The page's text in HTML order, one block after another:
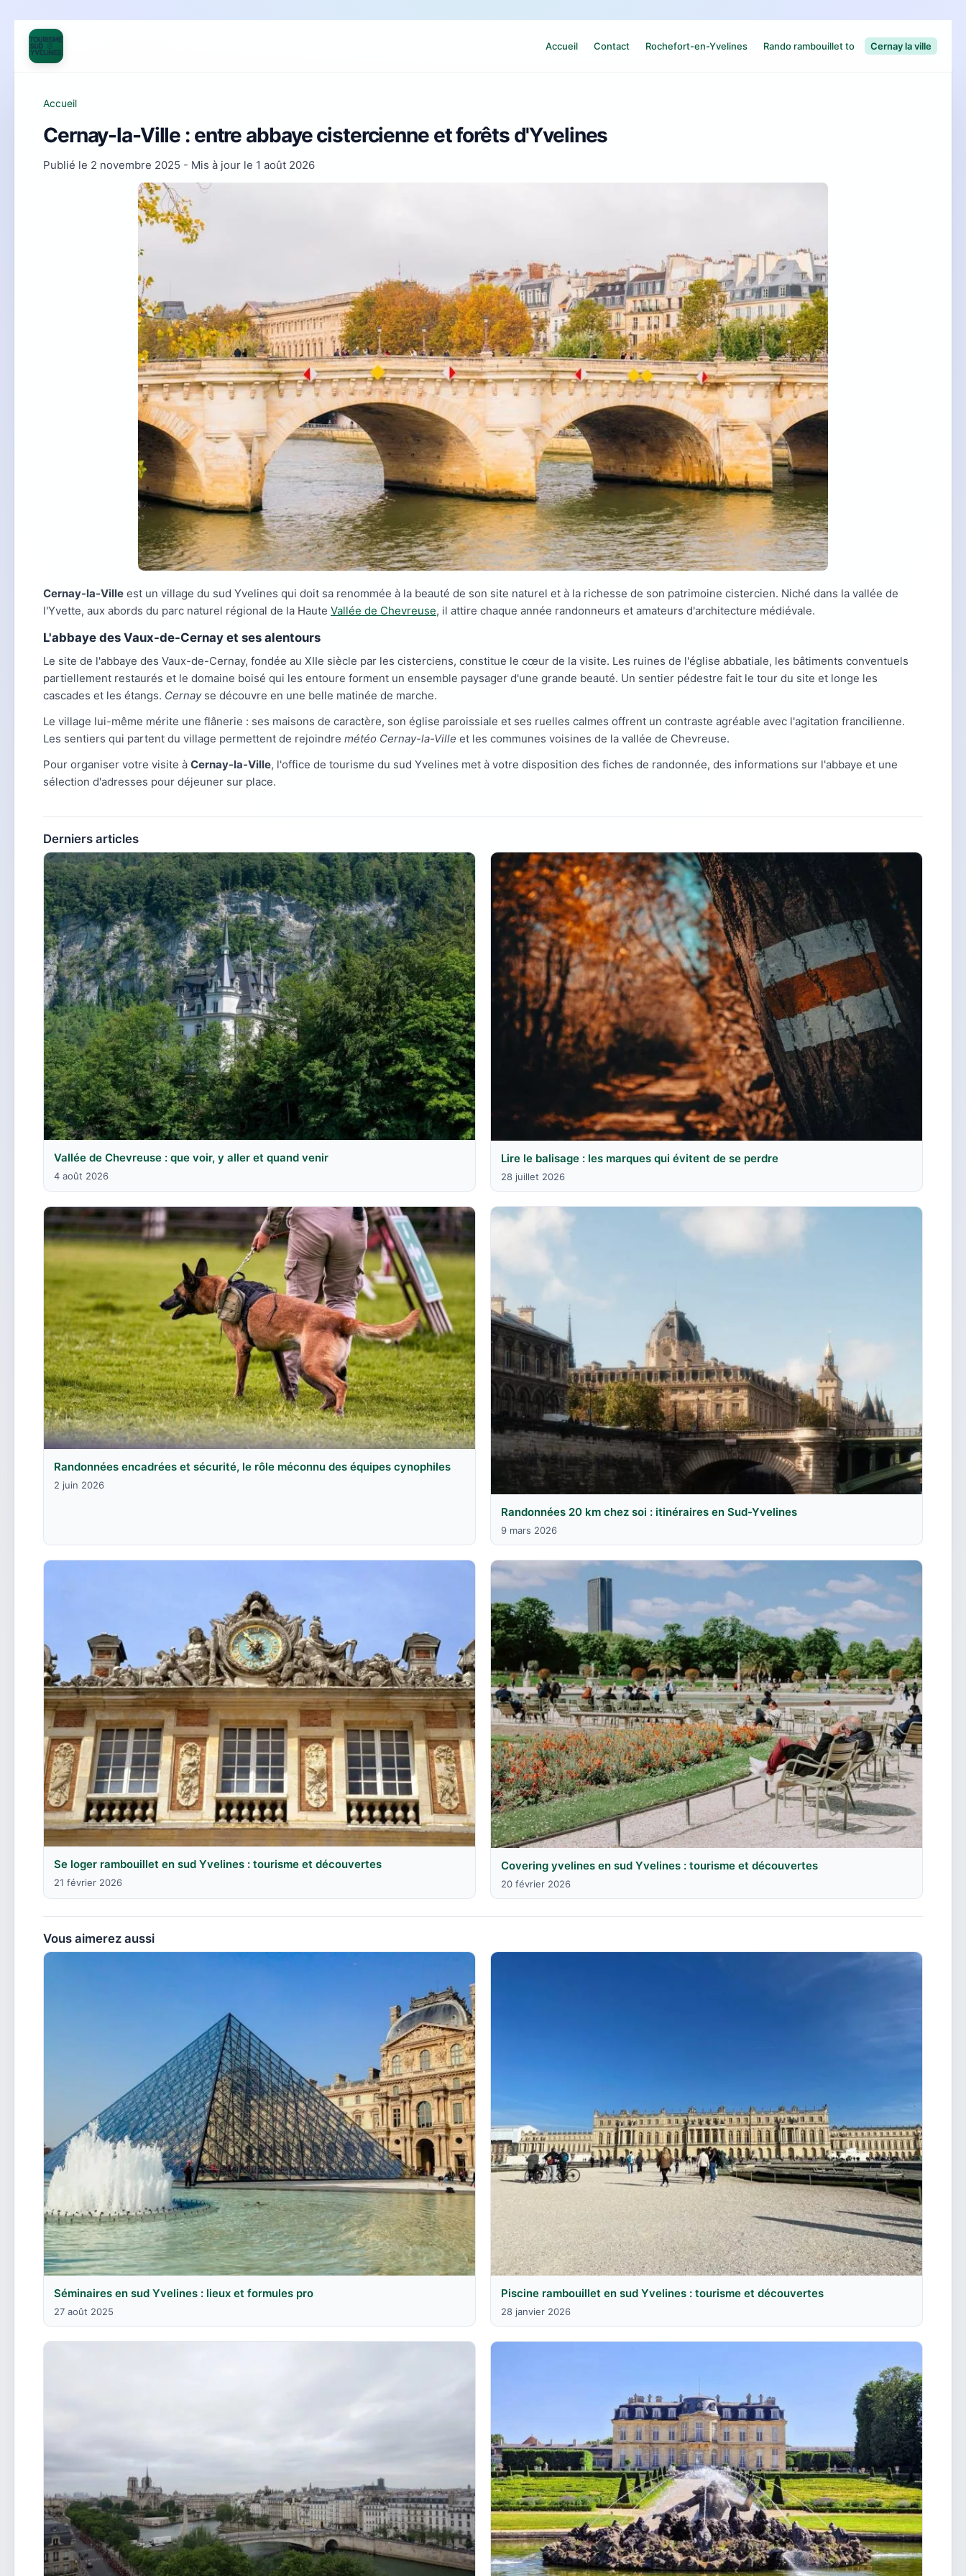
Accueil Contact Rochefort-en-Yvelines Rando rambouillet to Cernay la ville
Accueil
Cernay-la-Ville : entre abbaye cistercienne et forêts d'Yvelines
Publié le 2 novembre 2025 - Mis à jour le 1 août 2026
Cernay-la-Ville est un village du sud Yvelines qui doit sa renommée à la beauté de son site naturel et à la richesse de son patrimoine cistercien. Niché dans la vallée de
l'Yvette, aux abords du parc naturel régional de la Haute Vallée de Chevreuse, il attire chaque année randonneurs et amateurs d'architecture médiévale.
L'abbaye des Vaux-de-Cernay et ses alentours
Le site de l'abbaye des Vaux-de-Cernay, fondée au XIIe siècle par les cisterciens, constitue le cœur de la visite. Les ruines de l'église abbatiale, les bâtiments conventuels
partiellement restaurés et le domaine boisé qui les entoure forment un ensemble paysager d'une grande beauté. Un sentier pédestre fait le tour du site et longe les
cascades et les étangs. Cernayse découvre en une belle matinée de marche.
Le village lui-même mérite une flânerie : ses maisons de caractère, son église paroissiale et ses ruelles calmes offrent un contraste agréable avec l'agitation francilienne.
Les sentiers qui partent du village permettent de rejoindre météo Cernay-la-Ville et les communes voisines de la vallée de Chevreuse.
Pour organiser votre visite à Cernay-la-Ville, l'office de tourisme du sud Yvelines met à votre disposition des fiches de randonnée, des informations sur l'abbaye et une
sélection d'adresses pour déjeuner sur place.
Derniers articles
Vallée de Chevreuse : que voir, y aller et quand venir
4 août 2026
Lire le balisage : les marques qui évitent de se perdre
28 juillet 2026
Randonnées encadrées et sécurité, le rôle méconnu des équipes cynophiles
2 juin 2026
Randonnées 20 km chez soi : itinéraires en Sud-Yvelines
9 mars 2026
Se loger rambouillet en sud Yvelines : tourisme et découvertes
21 février 2026
Covering yvelines en sud Yvelines : tourisme et découvertes
20 février 2026
Vous aimerez aussi
Séminaires en sud Yvelines : lieux et formules pro
27 août 2025
Piscine rambouillet en sud Yvelines : tourisme et découvertes
28 janvier 2026